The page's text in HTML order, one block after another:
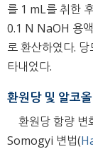
를 1 mL를 취한
0.1 N NaOH 용
로 환산하였다.
타내었다.
환원당 및 알코
환원당 함량 변
Somogyi 변법(